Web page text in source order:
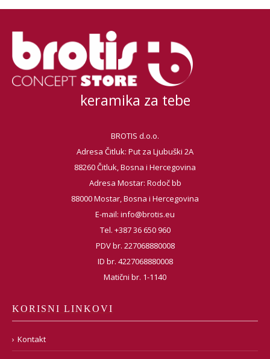
keramika za tebe
BROTIS d.o.o.
Adresa Čitluk: Put za Ljubuški 2A
88260 Čitluk, Bosna i Hercegovina
Adresa Mostar: Rodoč bb
88000 Mostar, Bosna i Hercegovina
E-mail: info@brotis.eu
Tel. +387 36 650 960
PDV br. 227068880008
ID br. 4227068880008
Matični br. 1-1140
KORISNI LINKOVI
Kontakt